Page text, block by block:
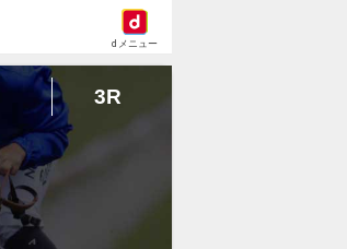
dメニュー
3R